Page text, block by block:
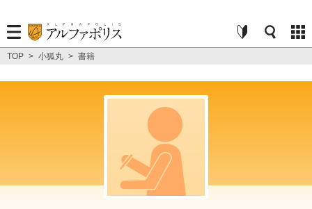
TOP > 小狐丸 > 書籍